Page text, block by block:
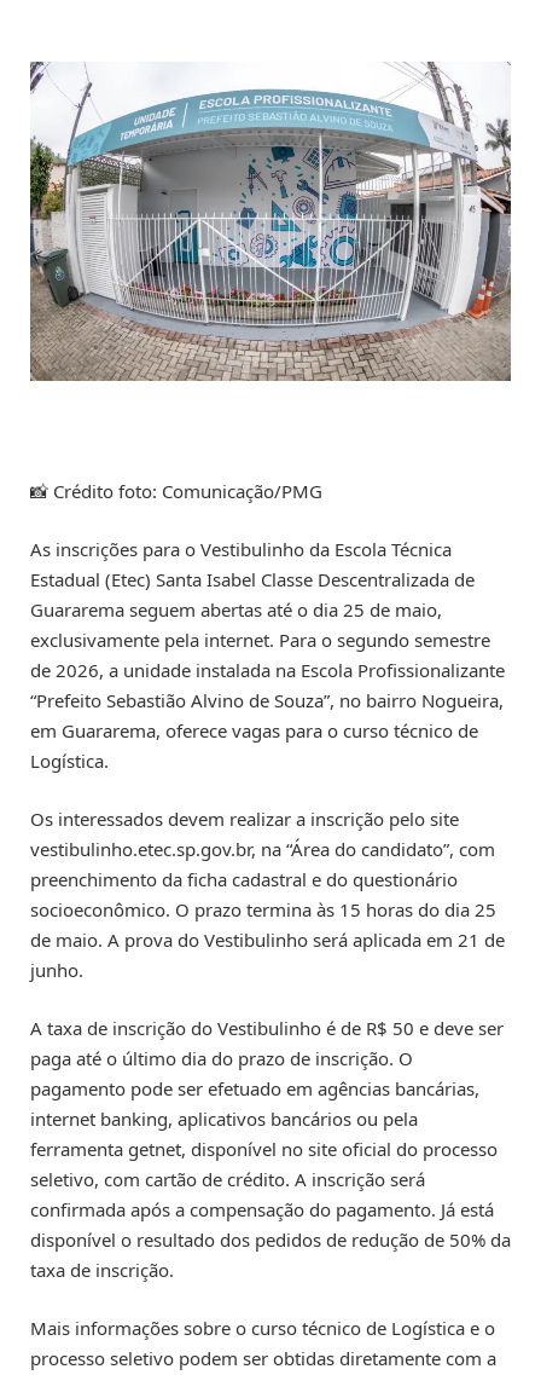
📸 Crédito foto: Comunicação/PMG
As inscrições para o Vestibulinho da Escola Técnica
Estadual (Etec) Santa Isabel Classe Descentralizada de
Guararema seguem abertas até o dia 25 de maio,
exclusivamente pela internet. Para o segundo semestre
de 2026, a unidade instalada na Escola Profissionalizante
“Prefeito Sebastião Alvino de Souza”, no bairro Nogueira,
em Guararema, oferece vagas para o curso técnico de
Logística.
Os interessados devem realizar a inscrição pelo site
vestibulinho.etec.sp.gov.br, na “Área do candidato”, com
preenchimento da ficha cadastral e do questionário
socioeconômico. O prazo termina às 15 horas do dia 25
de maio. A prova do Vestibulinho será aplicada em 21 de
junho.
A taxa de inscrição do Vestibulinho é de R$ 50 e deve ser
paga até o último dia do prazo de inscrição. O
pagamento pode ser efetuado em agências bancárias,
internet banking, aplicativos bancários ou pela
ferramenta getnet, disponível no site oficial do processo
seletivo, com cartão de crédito. A inscrição será
confirmada após a compensação do pagamento. Já está
disponível o resultado dos pedidos de redução de 50% da
taxa de inscrição.
Mais informações sobre o curso técnico de Logística e o
processo seletivo podem ser obtidas diretamente com a